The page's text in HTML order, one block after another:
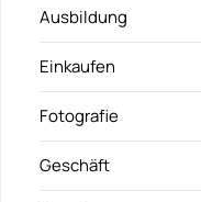
Ausbildung
Einkaufen
Fotografie
Geschäft